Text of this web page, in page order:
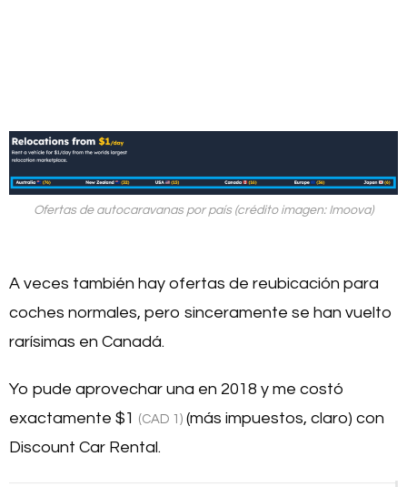
Ofertas de autocaravanas por país (crédito imagen: Imoova)
A veces también hay ofertas de reubicación para
coches normales, pero sinceramente se han vuelto
rarísimas en Canadá.
Yo pude aprovechar una en 2018 y me costó
exactamente $1 (CAD 1) (más impuestos, claro) con
Discount Car Rental.